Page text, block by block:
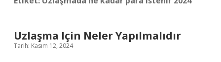
Uzlaşma Için Neler Yapılmalıdır
Tarih: Kasım 12, 2024